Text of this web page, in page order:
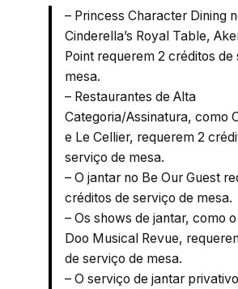
– Princess Character Dining
Cinderella’s Royal Table,
Point requerem 2 créditos de
mesa.
– Restaurantes de Alta
Categoria/Assinatura, como
e Le Cellier, requerem 2
serviço de mesa.
– O jantar no Be Our Guest
créditos de serviço de mesa.
– Os shows de jantar, como
Doo Musical Revue,
de serviço de mesa.
– O serviço de jantar